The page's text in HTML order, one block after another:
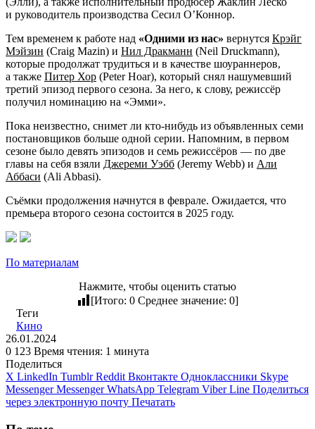
и руководитель производства Сесил О’Коннор.
Тем временем к работе над «Одними из нас» вернутся Крэйг
Мэйзин (Craig Mazin) и Нил Дракманн (Neil Druckmann),
которые продолжат трудиться и в качестве шоураннеров,
а также Питер Хор (Peter Hoar), который снял нашумевший
третий эпизод первого сезона. За него, к слову, режиссёр
получил номинацию на «Эмми».
Пока неизвестно, снимет ли кто-нибудь из объявленных семи
постановщиков больше одной серии. Напомним, в первом
сезоне было девять эпизодов и семь режиссёров — по две
главы на себя взяли Джереми Уэбб (Jeremy Webb) и Али
Аббаси (Ali Abbasi).
Съёмки продолжения начнутся в феврале. Ожидается, что
премьера второго сезона состоится в 2025 году.
По материалам
Нажмите, чтобы оценить статью
[Итого: 0 Среднее значение: 0]
Теги
Кино
26.01.2024
0 123 Время чтения: 1 минута
Поделиться
X LinkedIn Tumblr Reddit Вконтакте Одноклассники Skype
Messenger Messenger WhatsApp Telegram Viber Line Поделиться
через электронную почту Печатать